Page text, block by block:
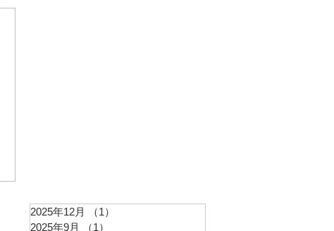
2025年12月 （1）
2025年9月
（1）